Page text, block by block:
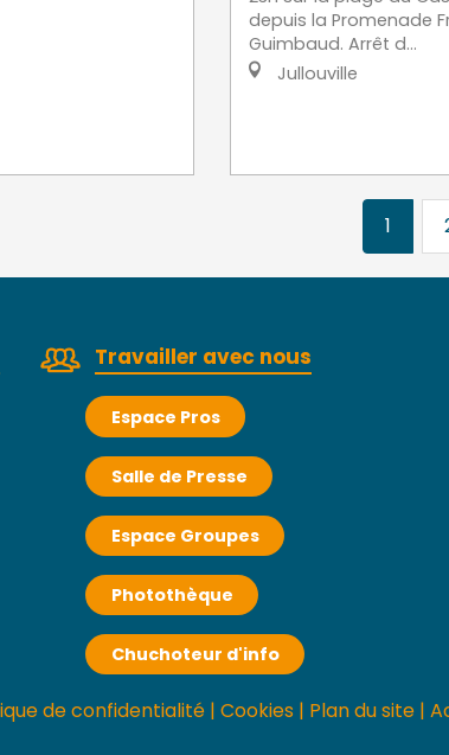
depuis la Promenade
Guimbaud. Arrêt d...
Jullouville
1
Travailler avec nous
Espace Pros
Salle de Presse
Espace Groupes
Photothèque
Chuchoteur d'info
de confidentialité | Cookies | Plan du site |